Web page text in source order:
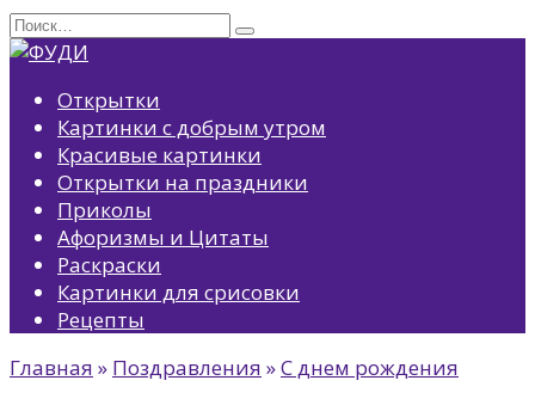
Перейти
к
Search
for:
Открытки
Картинки с добрым утром
Красивые картинки
Открытки на праздники
Приколы
Афоризмы и Цитаты
Раскраски
Картинки для срисовки
Рецепты
Главная » Поздравления »С днем рождения